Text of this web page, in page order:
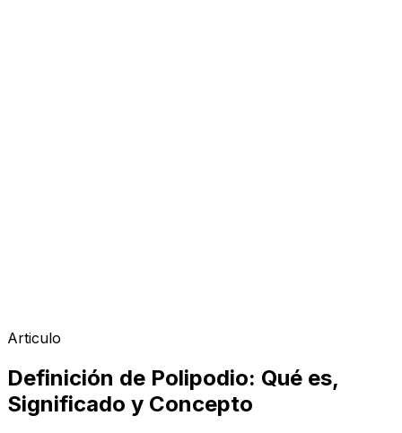
Articulo
Definición de Polipodio: Qué es,
Significado y Concepto